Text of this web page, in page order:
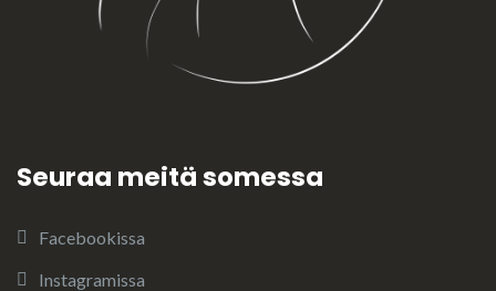
Seuraa meitä somessa
Facebookissa
Instagramissa